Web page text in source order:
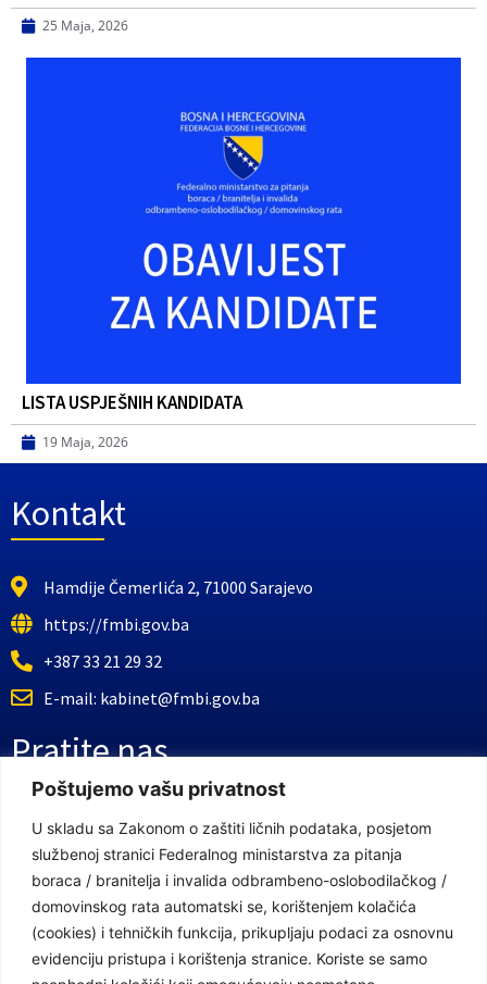
Poštujemo vašu privatnost
U skladu sa Zakonom o zaštiti ličnih podataka, posjetom
službenoj stranici Federalnog ministarstva za pitanja
boraca / branitelja i invalida odbrambeno-oslobodilačkog /
domovinskog rata automatski se, korištenjem kolačića
(cookies) i tehničkih funkcija, prikupljaju podaci za osnovnu
evidenciju pristupa i korištenja stranice. Koriste se samo
25 Maja, 2026
LISTA USPJEŠNIH KANDIDATA
19 Maja, 2026
Kontakt
Hamdije Čemerlića 2, 71000 Sarajevo
https://fmbi.gov.ba
+387 33 21 29 32
E-mail: kabinet@fmbi.gov.ba
Pratite nas
Facebook Stranica
Youtube Kanal
Linkovi